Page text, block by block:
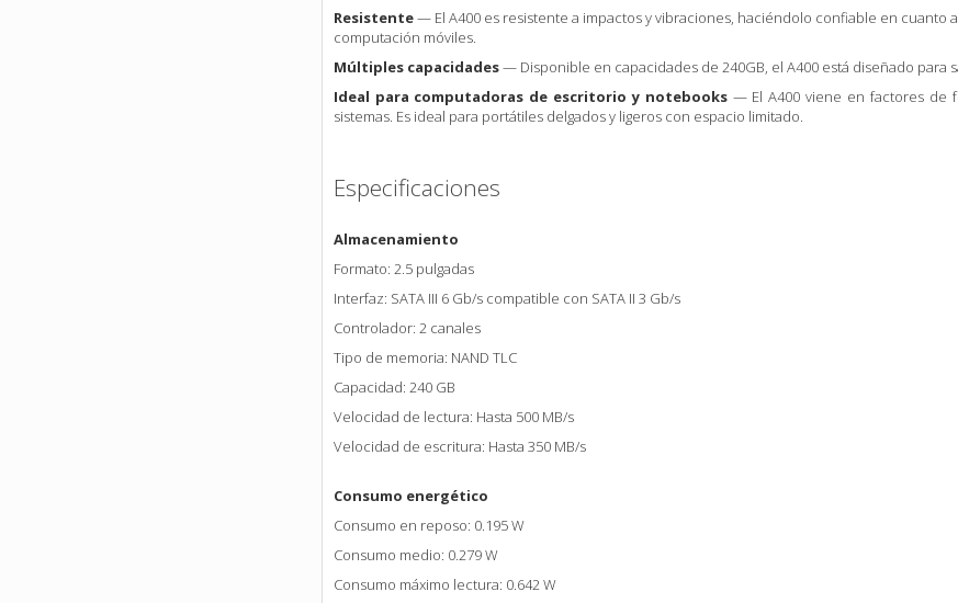
Resistente— El A400 es resistente a impactos y vibraciones, haciéndolo confiable en cuanto
computación móviles.
Múltiples capacidades— Disponible en capacidades de 240GB, el A400 está diseñado para
Ideal para computadoras de escritorio y notebooks— El A400viene en factores de
sistemas. Es ideal para portátiles delgados y ligeros con espacio limitado.
Especificaciones
Almacenamiento
Formato: 2.5 pulgadas
Interfaz: SATA III 6 Gb/s compatible con SATA II 3 Gb/s
Controlador: 2 canales
Tipo de memoria: NAND TLC
Capacidad: 240 GB
Velocidad de lectura: Hasta 500 MB/s
Velocidad de escritura: Hasta 350 MB/s
Consumo energético
Consumo en reposo: 0.195 W
Consumo medio: 0.279 W
Consumo máximo lectura: 0.642 W